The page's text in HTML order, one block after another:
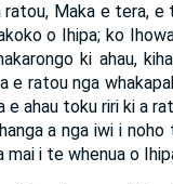
ratou, Maka e tera, e
o Ihipa; ko
ki ahau,
e ratou nga
ahau toku riri ki a
a nga iwi i noho
i te whenua o